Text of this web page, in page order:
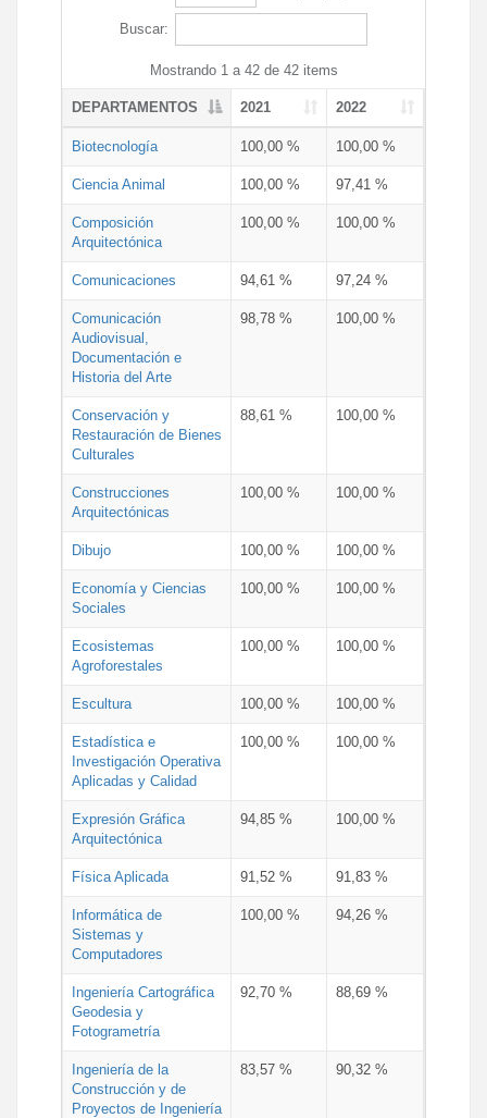
Buscar:
Mostrando 1 a 42 de 42 items
DEPARTAMENTOS 2021 2022
Biotecnología 100,00 % 100,00 %
Ciencia Animal 100,00 % 97,41 %
Composición
Arquitectónica
100,00 % 100,00 %
Comunicaciones 94,61 % 97,24 %
Comunicación
Audiovisual,
Documentación e
Historia del Arte
98,78 % 100,00 %
Conservación y
Restauración de Bienes
Culturales
88,61 % 100,00 %
Construcciones
Arquitectónicas
100,00 % 100,00 %
Dibujo 100,00 % 100,00 %
Economía y Ciencias
Sociales
100,00 % 100,00 %
Ecosistemas
Agroforestales
100,00 % 100,00 %
Escultura 100,00 % 100,00 %
Estadística e
Investigación Operativa
Aplicadas y Calidad
100,00 % 100,00 %
Expresión Gráfica
Arquitectónica
94,85 % 100,00 %
Física Aplicada 91,52 % 91,83 %
Informática de
Sistemas y
Computadores
100,00 % 94,26 %
Ingeniería Cartográfica
Geodesia y
Fotogrametría
92,70 % 88,69 %
Ingeniería de la
Construcción y de
Proyectos de Ingeniería
83,57 % 90,32 %